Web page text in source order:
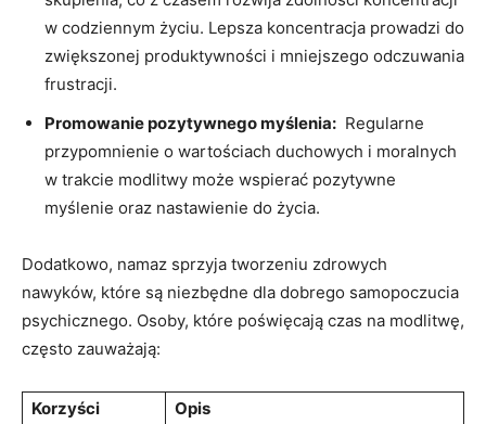
w codziennym życiu. Lepsza koncentracja ⁣prowadzi ‌do
zwiększonej produktywności i mniejszego odczuwania
frustracji.
Promowanie pozytywnego myślenia: ​ Regularne
przypomnienie o wartościach ⁤duchowych i moralnych
w trakcie modlitwy ⁤może wspierać pozytywne
myślenie​ oraz ⁣nastawienie do ⁣życia.
Dodatkowo, namaz sprzyja‍ tworzeniu zdrowych
nawyków, ⁤które są niezbędne dla dobrego ⁤samopoczucia
psychicznego. Osoby, które poświęcają czas na modlitwę,
często‌ zauważają:
Korzyści Opis